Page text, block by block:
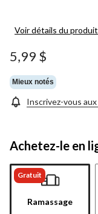
Voir détails du produit
5,99 $
Mieux notés
Inscrivez-vous
Achetez-le en
Gratuit
Ramassage